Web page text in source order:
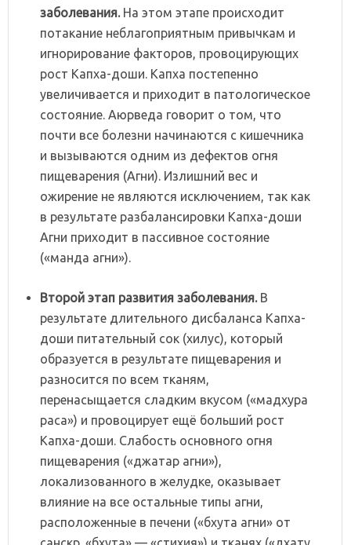
заболевания.На этом этапе происходит
потакание неблагоприятным привычкам и
игнорирование факторов, провоцирующих
рост Капха-доши. Капха постепенно
увеличивается и приходит в патологическое
состояние. Аюрведа говорит о том, что
почти все болезни начинаются с кишечника
и вызываются одним из дефектов огня
пищеварения (Агни). Излишний вес и
ожирение не являются исключением, так как
в результате разбалансировки Капха-доши
Агни приходит в пассивное состояние
(«манда агни»).
Второй этап развития заболевания.В
результате длительного дисбаланса Капха-
доши питательный сок (хилус), который
образуется в результате пищеварения и
разносится по всем тканям,
перенасыщается сладким вкусом («мадхура
раса») и провоцирует ещё больший рост
Капха-доши. Слабость основного огня
пищеварения («джатар агни»),
локализованного в желудке, оказывает
влияние на все остальные типы агни,
расположенные в печени («бхута агни» от